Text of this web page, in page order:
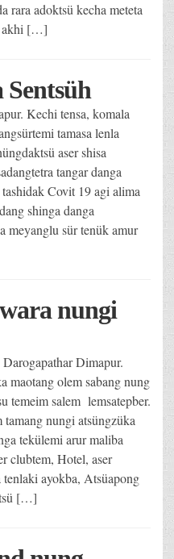
rara adoktsü kecha meteta
akhi […]
Kechi tensa, komala
tamasa lenla
aser shisa
tangar danga
Covit 19 agi alima
shinga danga
meyanglu sür tenük amur
nungi
Dimapur.
olem sabang nung
temeim salem lemsatepber.
nungi atsüngzüka
tekülemi arur maliba
clubtem, Hotel, aser
tenlaki ayokba, Atsüapong
[…]